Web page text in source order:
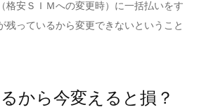
格安ＳＩＭへの変更時）に一括払いをす
残っているから変更できないということ
から今変えると損？